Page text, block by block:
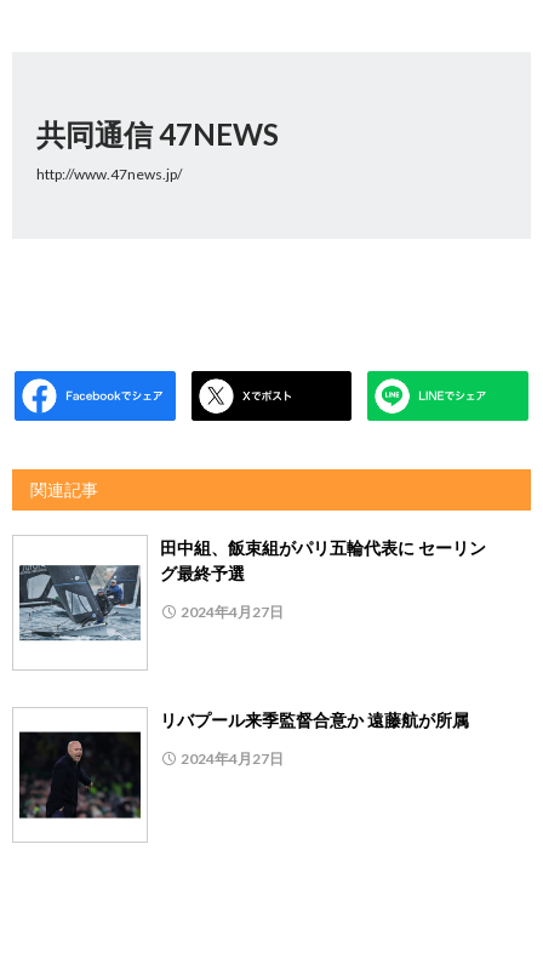
共同通信 47NEWS
http://www.47news.jp/
関連記事
田中組、飯束組がパリ五輪代表に セーリン
グ最終予選
2024年4月27日
リバプール来季監督合意か 遠藤航が所属
2024年4月27日